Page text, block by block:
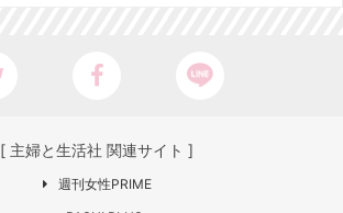
[ 主婦と生活社 関連サイト ]
週刊女性PRIME